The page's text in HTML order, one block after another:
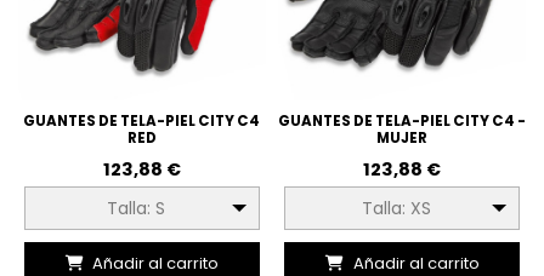
GUANTES DE TELA-PIEL CITY C4
RED
123,88 €
Talla: S
Añadir al carrito
GUANTES DE TELA-PIEL CITY C4 -
MUJER
123,88 €
Talla: XS
Añadir al carrito